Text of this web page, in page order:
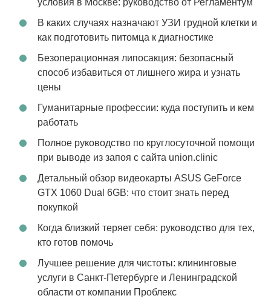
условия в Москве: руководство от Регламентум
В каких случаях назначают УЗИ грудной клетки и
как подготовить питомца к диагностике
Безоперационная липосакция: безопасный
способ избавиться от лишнего жира и узнать
цены
Гуманитарные профессии: куда поступить и кем
работать
Полное руководство по круглосуточной помощи
при выводе из запоя с сайта union.clinic
Детальный обзор видеокарты ASUS GeForce
GTX 1060 Dual 6GB: что стоит знать перед
покупкой
Когда близкий теряет себя: руководство для тех,
кто готов помочь
Лучшее решение для чистоты: клининговые
услуги в Санкт-Петербурге и Ленинградской
области от компании Проблекс